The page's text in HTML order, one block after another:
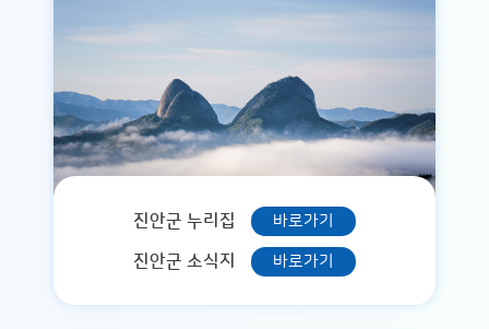
진안군 누리집 바로가기
진안군 소식지 바로가기